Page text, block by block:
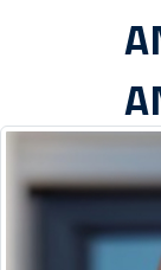
Nos